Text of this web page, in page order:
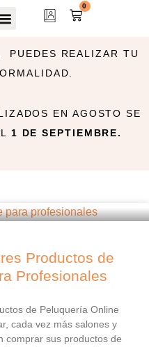
0
PUEDES REALIZAR TU
EN AGOSTO SE
1 DE SEPTIEMBRE.
Productos de
Profesionales
de Peluquería Online
cada vez más salones y
comprar sus productos de